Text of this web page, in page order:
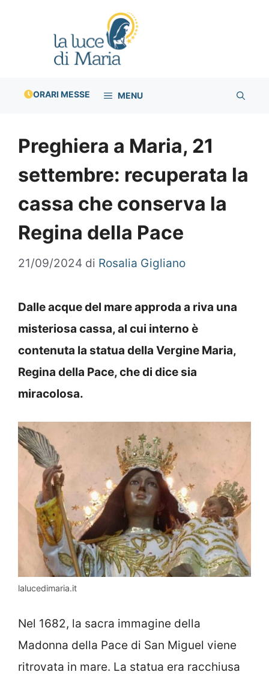
ORARI MESSE MENU
Preghiera a Maria, 21
settembre: recuperata la
cassa che conserva la
Regina della Pace
21/09/2024 di Rosalia Gigliano
Dalle acque del mare approda a riva una
misteriosa cassa, al cui interno è
contenuta la statua della Vergine Maria,
Regina della Pace, che di dice sia
miracolosa.
lalucedimaria.it
Nel 1682, la sacra immagine della
Madonna della Pace di San Miguel viene
ritrovata in mare. La statua era racchiusa